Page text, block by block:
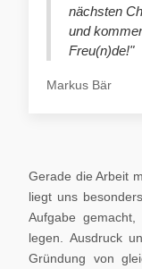
nächsten
und
Freu(n)de!"
Markus Bär
Gerade die Arbeit
liegt uns
Aufgabe
legen. Ausdruck
Gründung von